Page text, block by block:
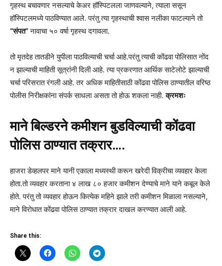
गृहस्थ बचावणार नसल्याचे केअर हॉस्पिटलला जाणवल्याने, त्याला ससून
हॉस्पिटलमध्ये पाठविण्यात आले. परंतु त्या गृहस्थाची श्वास नलीका फाटल्याने तो
“संपत”नावाचा ५० वर्षा गृहस्थ दगावला.
तो मृतदेह तातडीने युपीला पाठविल्याची चर्चा आहे.परंतु त्याची कोंढवा पोलिसात नोंद
न झाल्याची माहिती सूत्रांनी दिली आहे. त्या प्रकरणात आर्थिक साटेलोटे झाल्याची
चर्चा परिसरात रंगली आहे. तर अधिक माहितीसाठी कोंढवा पोलिस ठाण्यातील वरिष्ठ
पोलीस निरीक्षकांना संपर्क साधला असता तो होऊ शकला नाही.क्रमशः
माने बिल्डरने कमीशन बुडविल्याची कोंढवा
पोलिस ठाण्यात तक्रार….
हाजरा डेव्हलपर माने यानी एकाला मध्यस्थी करून खरेदी विक्रीचा व्यवहार केला
होता.तो व्यवहार करताना ४ लाख ८० हजार कमीशन देण्याचे माने याने कबूल केले
होते. परंतु तो व्यवहार होऊन कित्येक महिने झाले तरी कमीशन मिळाला नसल्याने,
माने विरोधात कोंढवा पोलिस ठाण्यात तक्रार दाखल करण्यात आली आहे.
Share this: